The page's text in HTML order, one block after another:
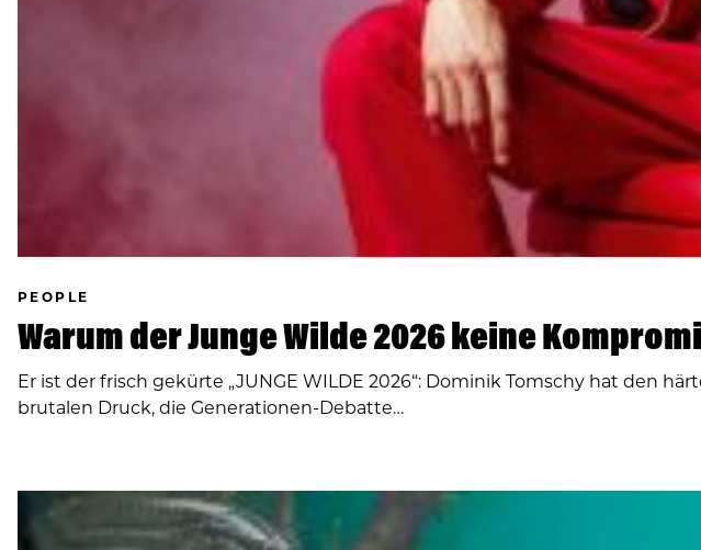
PEOPLE
Warum der Junge Wilde 2026 keine
Er ist der frisch gekürte „JUNGE WILDE 2026“: Dominik Tomschy hat den
brutalen Druck, die Generationen-Debatte…